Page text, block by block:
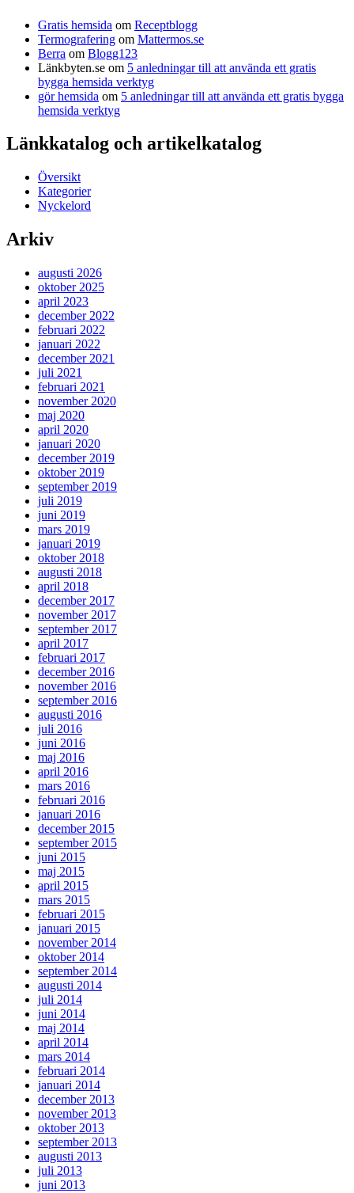
Gratis hemsida om Receptblogg
Termografering om Mattermos.se
Berra om Blogg123
Länkbyten.se om 5 anledningar till att använda ett gratis
bygga hemsida verktyg
gör hemsida om 5 anledningar till att använda ett gratis bygga
hemsida verktyg
Länkkatalog och artikelkatalog
Översikt
Kategorier
Nyckelord
Arkiv
augusti 2026
oktober 2025
april 2023
december 2022
februari 2022
januari 2022
december 2021
juli 2021
februari 2021
november 2020
maj 2020
april 2020
januari 2020
december 2019
oktober 2019
september 2019
juli 2019
juni 2019
mars 2019
januari 2019
oktober 2018
augusti 2018
april 2018
december 2017
november 2017
september 2017
april 2017
februari 2017
december 2016
november 2016
september 2016
augusti 2016
juli 2016
juni 2016
maj 2016
april 2016
mars 2016
februari 2016
januari 2016
december 2015
september 2015
juni 2015
maj 2015
april 2015
mars 2015
februari 2015
januari 2015
november 2014
oktober 2014
september 2014
augusti 2014
juli 2014
juni 2014
maj 2014
april 2014
mars 2014
februari 2014
januari 2014
december 2013
november 2013
oktober 2013
september 2013
augusti 2013
juli 2013
juni 2013